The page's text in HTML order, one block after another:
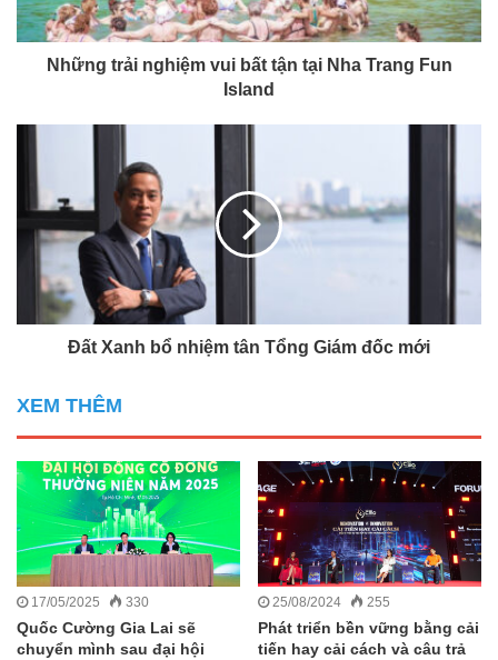
Những trải nghiệm vui bất tận tại Nha Trang Fun
Island
Đất Xanh bổ nhiệm tân Tổng Giám đốc mới
XEM THÊM
17/05/2025 330
Quốc Cường Gia Lai sẽ
chuyển mình sau đại hội
25/08/2024 255
Phát triển bền vững bằng cải
tiến hay cải cách và câu trả